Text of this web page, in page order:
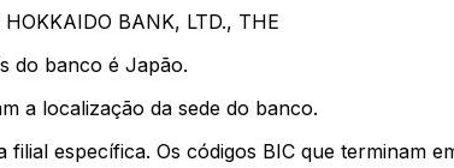
BANK, LTD., THE
do banco é Japão.
a localização da sede do banco.
filial específica. Os códigos BIC que terminam